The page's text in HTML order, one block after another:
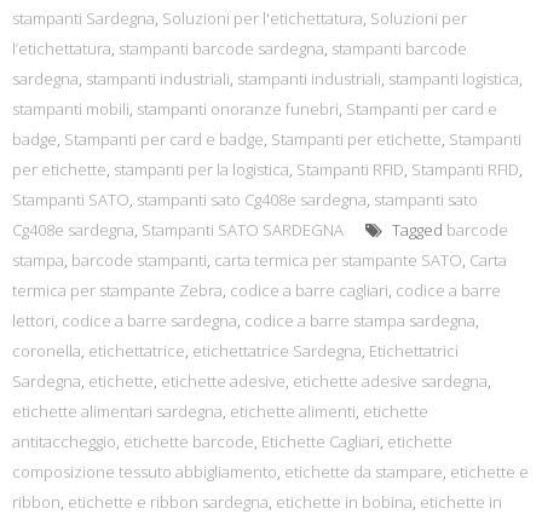
stampanti Sardegna, Soluzioni per l'etichettatura, Soluzioni per
l’etichettatura, stampanti barcode sardegna, stampanti barcode
sardegna, stampanti industriali, stampanti industriali, stampanti logistica,
stampanti mobili, stampanti onoranze funebri, Stampanti per card e
badge, Stampanti per card e badge, Stampanti per etichette, Stampanti
per etichette, stampanti per la logistica, Stampanti RFID, Stampanti RFID,
Stampanti SATO, stampanti sato Cg408e sardegna, stampanti sato
Cg408e sardegna, Stampanti SATO SARDEGNA Tagged barcode
stampa, barcode stampanti, carta termica per stampante SATO, Carta
termica per stampante Zebra, codice a barre cagliari, codice a barre
lettori, codice a barre sardegna, codice a barre stampa sardegna,
coronella, etichettatrice, etichettatrice Sardegna, Etichettatrici
Sardegna, etichette, etichette adesive, etichette adesive sardegna,
etichette alimentari sardegna, etichette alimenti, etichette
antitaccheggio, etichette barcode, Etichette Cagliari, etichette
composizione tessuto abbigliamento, etichette da stampare, etichette e
ribbon, etichette e ribbon sardegna, etichette in bobina, etichette in